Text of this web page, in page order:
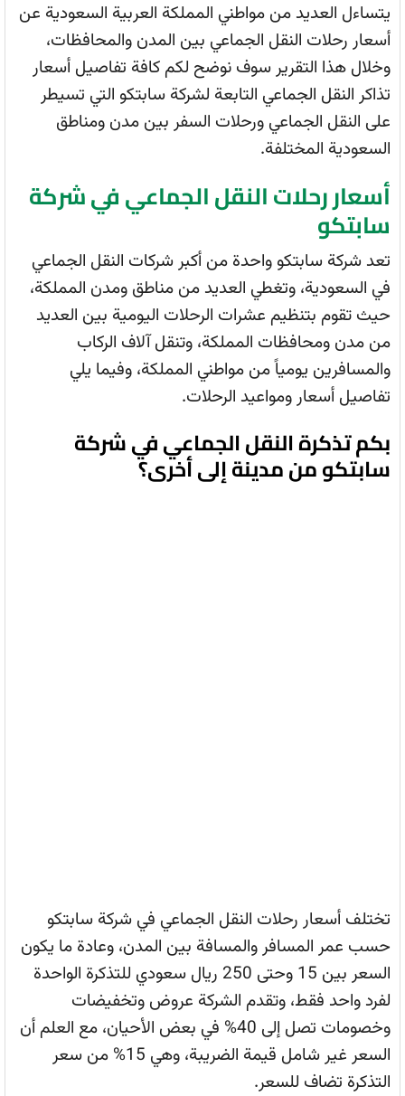
يتساءل العديد من مواطني المملكة العربية السعودية عن
أسعار رحلات النقل الجماعي بين المدن والمحافظات،
وخلال هذا التقرير سوف نوضح لكم كافة تفاصيل أسعار
تذاكر النقل الجماعي التابعة لشركة سابتكو التي تسيطر
على النقل الجماعي ورحلات السفر بين مدن ومناطق
السعودية المختلفة.
أسعار رحلات النقل الجماعي في شركة
سابتكو
تعد شركة سابتكو واحدة من أكبر شركات النقل الجماعي
في السعودية، وتغطي العديد من مناطق ومدن المملكة،
حيث تقوم بتنظيم عشرات الرحلات اليومية بين العديد
من مدن ومحافظات المملكة، وتنقل آلاف الركاب
والمسافرين يومياً من مواطني المملكة، وفيما يلي
تفاصيل أسعار ومواعيد الرحلات.
بكم تذكرة النقل الجماعي في شركة
سابتكو من مدينة إلى أخرى؟
تختلف أسعار رحلات النقل الجماعي في شركة سابتكو
حسب عمر المسافر والمسافة بين المدن، وعادة ما يكون
السعر بين 15 وحتى 250 ريال سعودي للتذكرة الواحدة
لفرد واحد فقط، وتقدم الشركة عروض وتخفيضات
وخصومات تصل إلى 40% في بعض الأحيان، مع العلم أن
السعر غير شامل قيمة الضريبة، وهي 15% من سعر
التذكرة تضاف للسعر.